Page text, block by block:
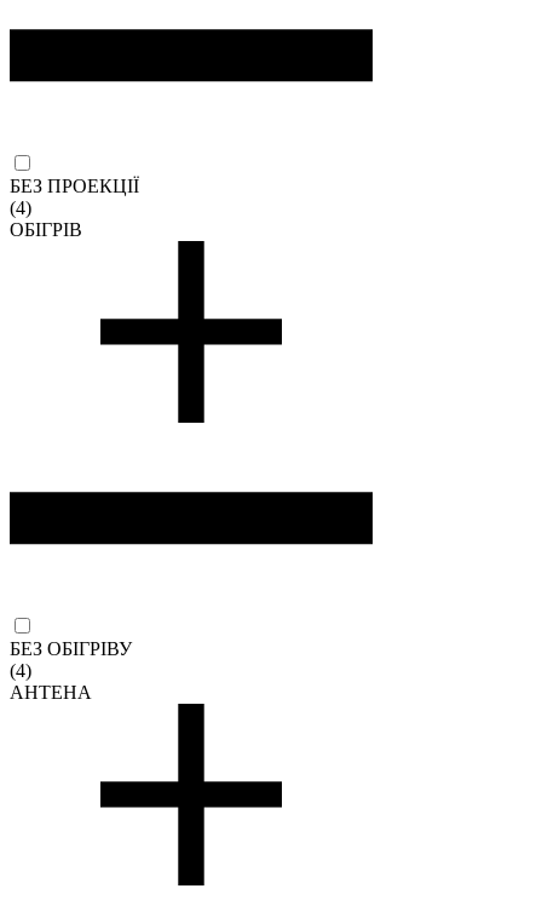
БЕЗ ПРОЕКЦІЇ
(4)
ОБІГРІВ
БЕЗ ОБІГРІВУ
(4)
АНТЕНА